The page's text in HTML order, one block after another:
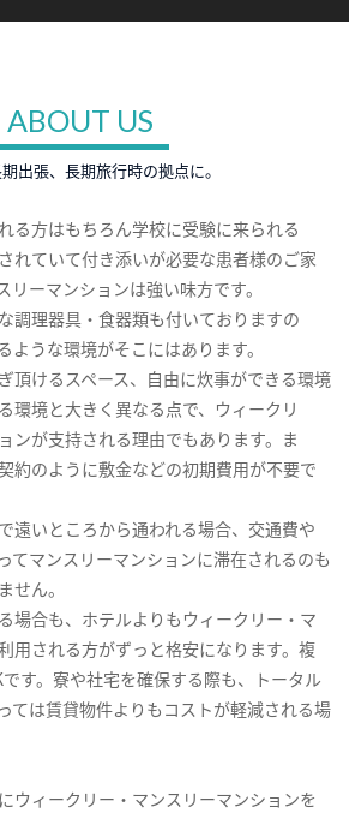
ABOUT US
出張、長期旅行時の拠点に。
る方はもちろん学校に受験に来られる
れていて付き添いが必要な患者様のご家
リーマンションは強い味方です。
調理器具・食器類も付いておりますの
ような環境がそこにはあります。
頂けるスペース、自由に炊事ができる環境
環境と大きく異なる点で、ウィークリ
ンが支持される理由でもあります。ま
約のように敷金などの初期費用が不要で
遠いところから通われる場合、交通費や
てマンスリーマンションに滞在されるのも
せん。
場合も、ホテルよりもウィークリー・マ
用される方がずっと格安になります。複
す。寮や社宅を確保する際も、トータル
ては賃貸物件よりもコストが軽減される場
ウィークリー・マンスリーマンションを